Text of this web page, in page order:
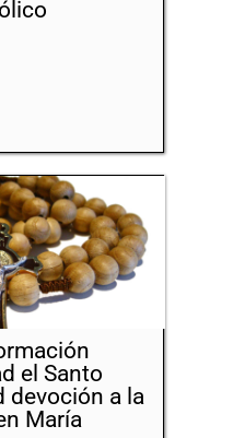
el Santo
devoción a la
María